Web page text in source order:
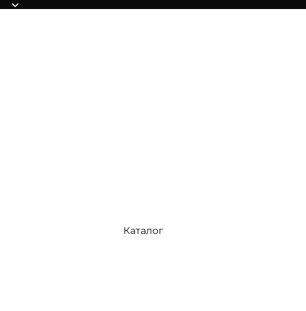
Каталог